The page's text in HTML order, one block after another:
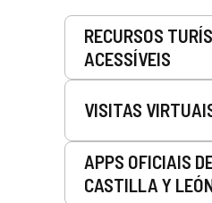
RECURSOS
ACESSÍVEIS
VISITAS
APPS OFICIAIS
CASTILLA Y